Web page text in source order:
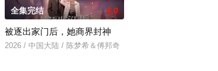
全集完结 4.0
被逐出家门后，她商界封神
2026 / 中国大陆 / 陈梦希＆傅邦奇